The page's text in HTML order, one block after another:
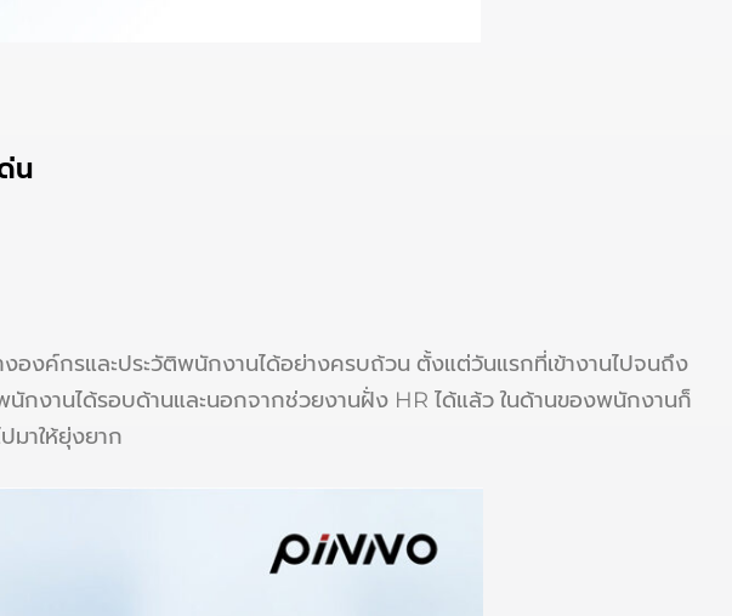
น
องค์กรและประวัติพนักงานได้อย่างครบถ้วน ตั้งแต่วันแรกที่เข้างานไปจนถึง
กงานได้รอบด้านและนอกจากช่วยงานฝั่ง HR ได้แล้ว ในด้านของพนักงานก็
มาให้ยุ่งยาก